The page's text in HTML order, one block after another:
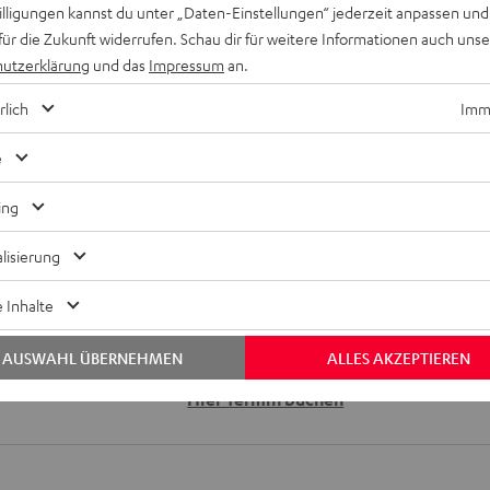
6 Bewertungen)
Keinen Store in der Nähe? Kein Problem,
beraten dich auch persönlich am
Hier Termin buchen
kannst du unter „Daten-Einstellungen“ jederzeit anpassen
die Zukunft widerrufen. Schau dir für weitere Informationen auch
und das Impressum an.
Inhalte
ALLES AKZEPTIEREN
AUSWAHL ÜBERNEHMEN